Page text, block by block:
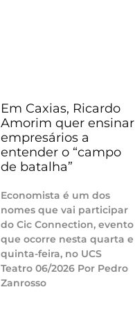
Em Caxias, Ricardo
Amorim quer ensinar
empresários a
entender o “campo
de batalha”
Economista é um dos
nomes que vai participar
do Cic Connection, evento
que ocorre nesta quarta e
quinta-feira, no UCS
Teatro 06/2026 Por Pedro
Zanrosso